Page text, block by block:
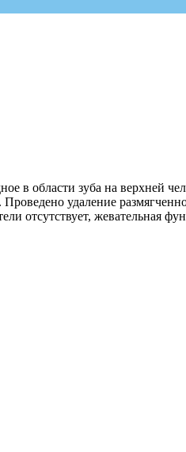
области зуба на верхней
удаление
отсутствует, жевательная